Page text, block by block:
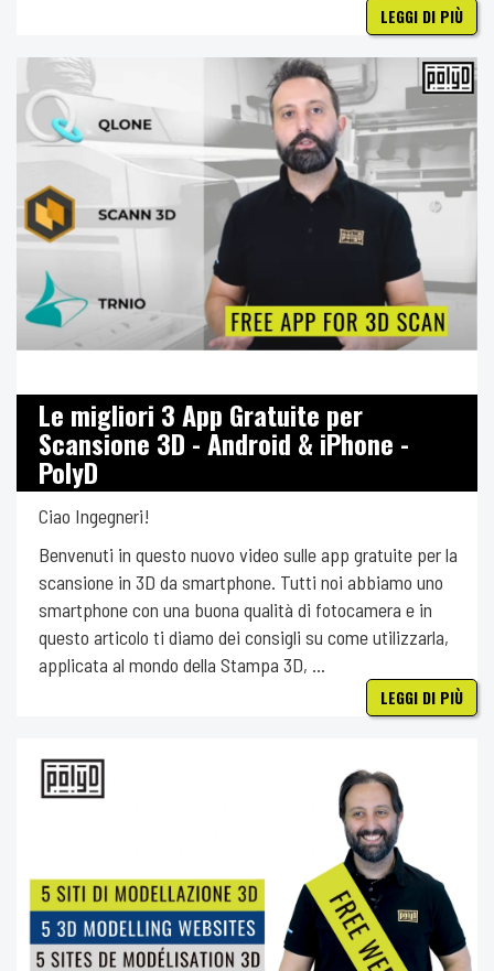
LEGGI DI PIÙ
Le migliori 3 App Gratuite per
Scansione 3D - Android & iPhone -
PolyD
Ciao Ingegneri!
Benvenuti in questo nuovo video sulle app gratuite per la
scansione in 3D da smartphone. Tutti noi abbiamo uno
smartphone con una buona qualità di fotocamera e in
questo articolo ti diamo dei consigli su come utilizzarla,
applicata al mondo della Stampa 3D, ...
LEGGI DI PIÙ